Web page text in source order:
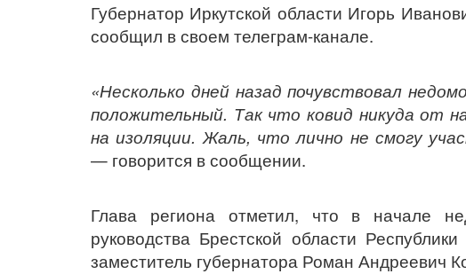
Губернатор Иркутской области Игорь
сообщил в своем телеграм-канале.
«Несколько дней назад почувствовал
положительный. Так что ковид никуда от
на изоляции. Жаль, что лично не смогу
— говорится в сообщении.
Глава региона отметил, что в начале
руководства Брестской области
заместитель губернатора Роман Андреевич